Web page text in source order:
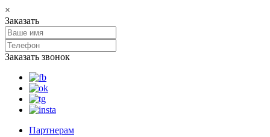
×
Заказать
Заказать звонок
Партнерам